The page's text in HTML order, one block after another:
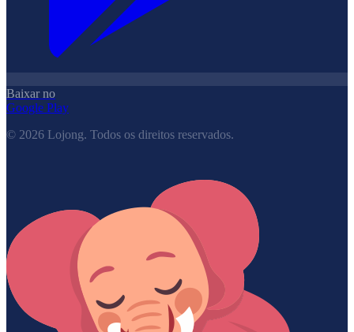
Baixar no
Google Play
© 2026 Lojong. Todos os direitos reservados.